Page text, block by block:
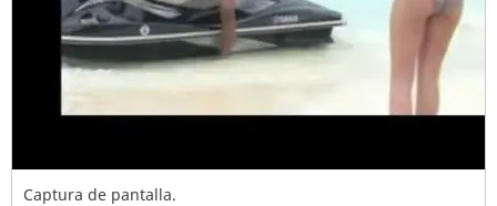
Captura de pantalla.